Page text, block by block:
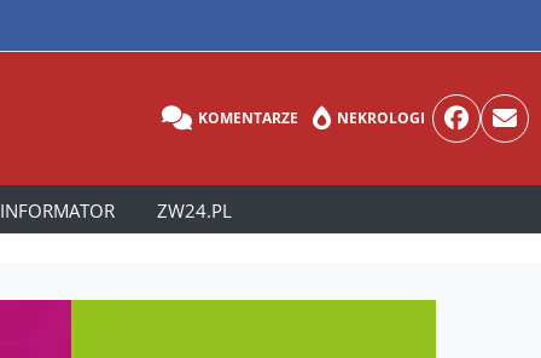
KOMENTARZE NEKROLOGI
INFORMATOR ZW24.PL